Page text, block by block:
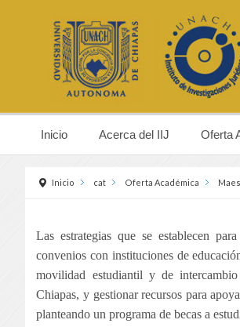
Inicio Acerca del IIJ Oferta
Inicio cat Oferta Académica
Las estrategias que se establecen
convenios con instituciones de
movilidad estudiantil y de
Chiapas, y gestionar recursos para
planteando un programa de becas a